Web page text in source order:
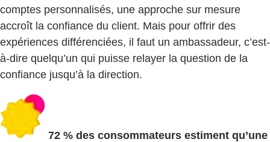
comptes personnalisés, une approche sur mesure
accroît la confiance du client. Mais pour offrir des
expériences différenciées, il faut un ambassadeur, c’est-
à-dire quelqu’un qui puisse relayer la question de la
confiance jusqu’à la direction.
72 % des consommateurs estiment qu’une